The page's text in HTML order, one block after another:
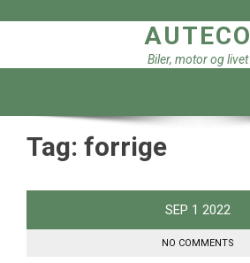
AUTECO
Biler, motor og livet
Tag: forrige
SEP 1 2022
NO COMMENTS